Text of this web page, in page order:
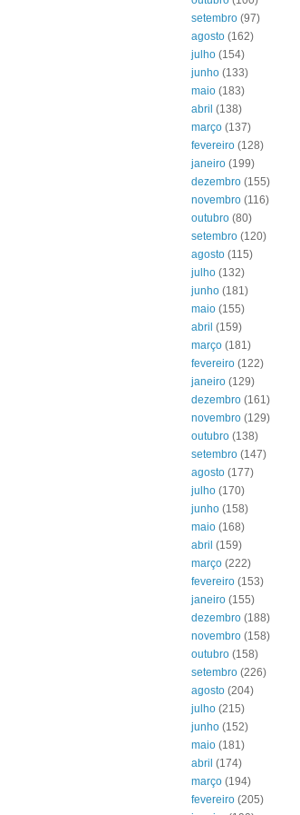
setembro (97)
agosto (162)
julho (154)
junho (133)
maio (183)
abril (138)
março (137)
fevereiro (128)
janeiro (199)
dezembro (155)
novembro (116)
outubro (80)
setembro (120)
agosto (115)
julho (132)
junho (181)
maio (155)
abril (159)
março (181)
fevereiro (122)
janeiro (129)
dezembro (161)
novembro (129)
outubro (138)
setembro (147)
agosto (177)
julho (170)
junho (158)
maio (168)
abril (159)
março (222)
fevereiro (153)
janeiro (155)
dezembro (188)
novembro (158)
outubro (158)
setembro (226)
agosto (204)
julho (215)
junho (152)
maio (181)
abril (174)
março (194)
fevereiro (205)